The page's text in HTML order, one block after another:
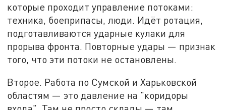
которые проходит управление потоками:
техника, боеприпасы, люди. Идёт ротация,
подготавливаются ударные кулаки для
прорыва фронта. Повторные удары — признак
того, что эти потоки не остановлены.
Второе. Работа по Сумской и Харьковской
областям — это давление на "коридоры